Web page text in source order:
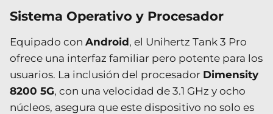
Sistema Operativo y Procesador
Equipado con Android, el Unihertz Tank 3 Pro
ofrece una interfaz familiar pero potente para los
usuarios. La inclusión del procesador Dimensity
8200 5G, con una velocidad de 3.1 GHz y ocho
núcleos, asegura que este dispositivo no solo es